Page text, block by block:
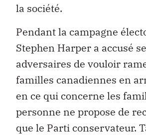
la société.
Pendant la campagne
Stephen Harper a accusé
adversaires de vouloir
familles canadiennes en
en ce qui concerne les
personne ne propose de
que le Parti conservateur.